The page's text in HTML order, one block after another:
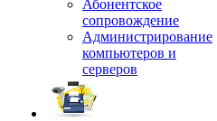
Абонентское
сопровождение
Администрирование
компьютеров и
серверов